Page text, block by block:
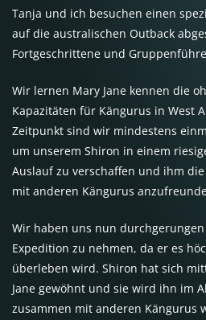
Tanja und ich besuchen einen
auf die australischen Outback
Fortgeschrittene und
Wir lernen Mary Jane kennen die
Kapazitäten für Kängurus in West
Zeitpunkt sind wir mindestens
um unserem Shiron in einem
Auslauf zu verschaffen und ihm
mit anderen Kängurus
Wir haben uns nun
Expedition zu nehmen, da er es
überleben wird. Shiron hat sich
Jane gewöhnt und sie wird ihn im
zusammen mit anderen Kängurus